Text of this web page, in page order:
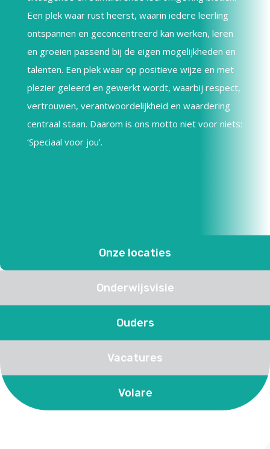
Een plek waar rust heerst, waarin iedere leerling
ontspannen en geconcentreerd kan werken, leren
en groeien passend bij de eigen mogelijkheden en
talenten. Een plek waar op positieve wijze en met
plezier geleerd en gewerkt wordt, waarbij respect,
vertrouwen, verantwoordelijkheid en waardering
centraal staan. Daarom is ons motto niet voor niets:
‘Speciaal voor jou’.
Onze locaties
Onderwijsvisie
Ouders
Vacatures
Volare